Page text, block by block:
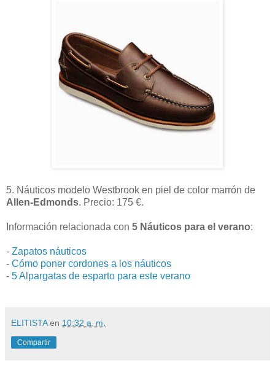
5. Náuticos modelo Westbrook en piel de color marrón de
Allen-Edmonds. Precio: 175 €.
Información relacionada con 5 Náuticos para el verano:
- Zapatos náuticos
- Cómo poner cordones a los náuticos
- 5 Alpargatas de esparto para este verano
ELITISTA en 10:32 a. m.
Compartir